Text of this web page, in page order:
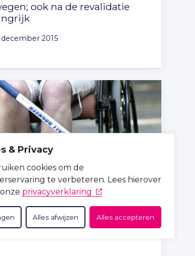
& Privacy
cookies om de
te verbeteren. Lees hierover
privacyverklaring (opent in nieuw tabblad)
Alles afwijzen Alles accepteren
ook na de revalidatie
december 2015
stimuleer ik mijn patiënt om
te bewegen?
december 2015